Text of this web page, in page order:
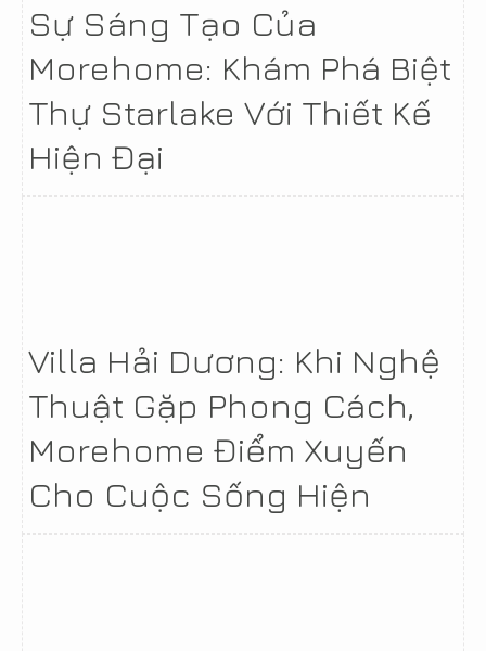
Sự Sáng Tạo Của
Morehome: Khám Phá Biệt
Thự Starlake Với Thiết Kế
Hiện Đại
Villa Hải Dương: Khi Nghệ
Thuật Gặp Phong Cách,
Morehome Điểm Xuyến
Cho Cuộc Sống Hiện